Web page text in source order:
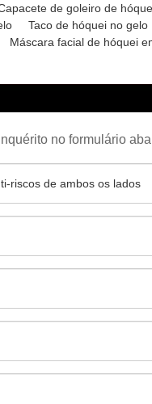
de goleiro de
Taco de hóquei no gelo
Máscara facial de hóquei
no formulário